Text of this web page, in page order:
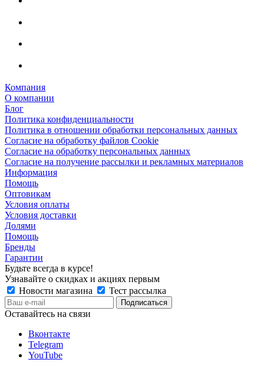
Компания
О компании
Блог
Политика конфиденциальности
Политика в отношении обработки персональных данных
Согласие на обработку файлов Cookie
Согласие на обработку персональных данных
Согласие на получение рассылки и рекламных материалов
Информация
Помощь
Оптовикам
Условия оплаты
Условия доставки
Долями
Помощь
Бренды
Гарантии
Будьте всегда в курсе!
Узнавайте о скидках и акциях первым
Новости магазина
Тест рассылка
Оставайтесь на связи
Вконтакте
Telegram
YouTube